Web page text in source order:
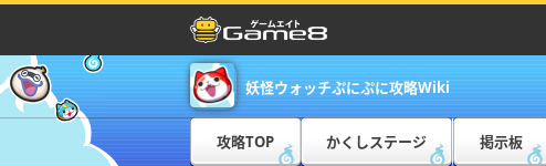
妖怪ウォッチぷにぷに攻略Wiki
攻略TOP かくしステージ 掲示板